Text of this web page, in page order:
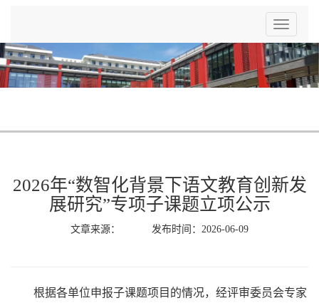
Toggle
2026年“数智化背景下语文教育创新发
展研究”专项子课题立项公示
文章来源： 发布时间：2026-06-09
根据各单位申报子课题项目的情况，经评审委员会专家